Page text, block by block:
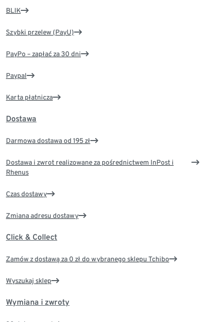
BLIK
Szybki przelew (PayU)
PayPo – zapłać za 30 dni
Paypal
Karta płatnicza
Dostawa
Darmowa dostawa od 195 zł
Dostawa i zwrot realizowane za pośrednictwem InPost i
Rhenus
Czas dostawy
Zmiana adresu dostawy
Click & Collect
Zamów z dostawą za 0 zł do wybranego sklepu Tchibo
Wyszukaj sklep
Wymiana i zwroty